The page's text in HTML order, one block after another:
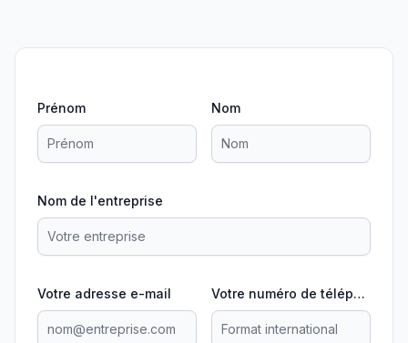
Prénom Nom
Nom de l'entreprise
Votre adresse e-mail Votre numéro de téléphone